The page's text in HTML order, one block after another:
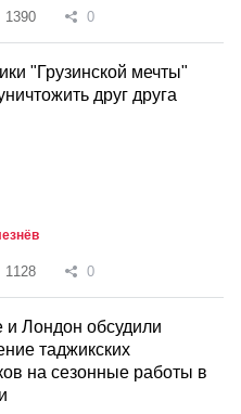
1390 0
"Грузинской мечты"
друг друга
1128 0
Лондон обсудили
таджикских
на сезонные работы в